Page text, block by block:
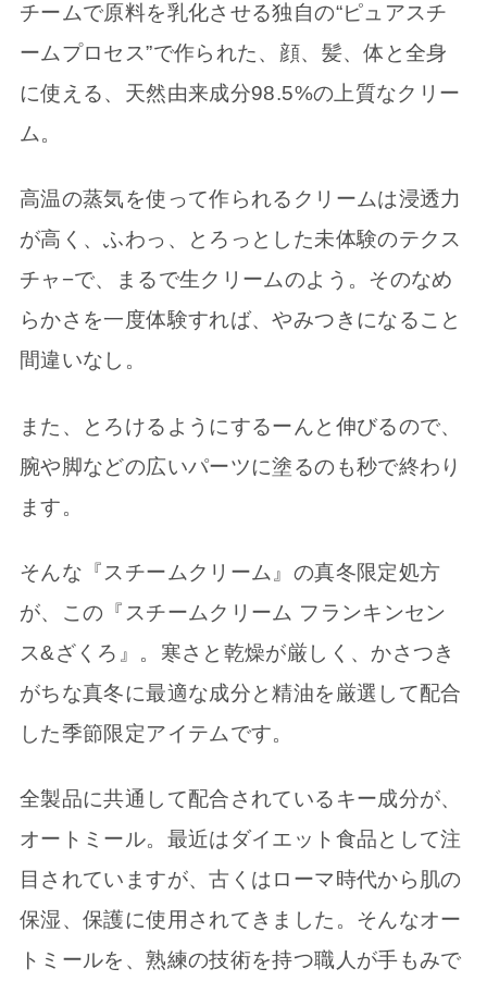
チームで原料を乳化させる独自の“ピュアスチ
ームプロセス”で作られた、顔、髪、体と全身
に使える、天然由来成分98.5%の上質なクリー
ム。
高温の蒸気を使って作られるクリームは浸透力
が高く、ふわっ、とろっとした未体験のテクス
チャ−で、まるで生クリームのよう。そのなめ
らかさを一度体験すれば、やみつきになること
間違いなし。
また、とろけるようにするーんと伸びるので、
腕や脚などの広いパーツに塗るのも秒で終わり
ます。
そんな『スチームクリーム』の真冬限定処方
が、この『スチームクリーム フランキンセン
ス&ざくろ』。寒さと乾燥が厳しく、かさつき
がちな真冬に最適な成分と精油を厳選して配合
した季節限定アイテムです。
全製品に共通して配合されているキー成分が、
オートミール。最近はダイエット食品として注
目されていますが、古くはローマ時代から肌の
保湿、保護に使用されてきました。そんなオー
トミールを、熟練の技術を持つ職人が手もみで